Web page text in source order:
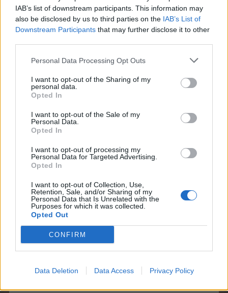
IAB’s list of downstream participants. This information may
also be disclosed by us to third parties on the IAB’s List of
Downstream Participants that may further disclose it to other
Personal Data Processing Opt Outs
I want to opt-out of the Sharing of my
personal data.
Opted In
I want to opt-out of the Sale of my
Personal Data.
Opted In
I want to opt-out of processing my
Personal Data for Targeted Advertising.
Opted In
I want to opt-out of Collection, Use,
Retention, Sale, and/or Sharing of my
Personal Data that Is Unrelated with the
Purposes for which it was collected.
Opted Out
CONFIRM
Data Deletion Data Access Privacy Policy
Salutare fermieri,
Iată evenimentele importante din lunaiunie 2026:
........- 03.06 :Cărțile Orlei II
........- 01.06 :Salonul strălucirea alpină
03.06 - 07.06 : Misiuni din belșug
04.06 - 10.06 :
11.06 - 17.06 :Event global
11.06 -........:
13.06 - 15.06 : Adăposturi misterioase
18.06 - 24.06 :Event torturi
25.06 -........:
27.06 - 28.06 :Nebunie sub clar de lună
Datele pot fi consultate și în calendarul forumului,
după ce devin oficiale.
Vă rugăm să aveţi în vedere că este posibil ca unele date
să fie modificate. De asemenea, pot apărea evenimente
veţi găsi mai multe informaţii în secţiuneaAnunţuri